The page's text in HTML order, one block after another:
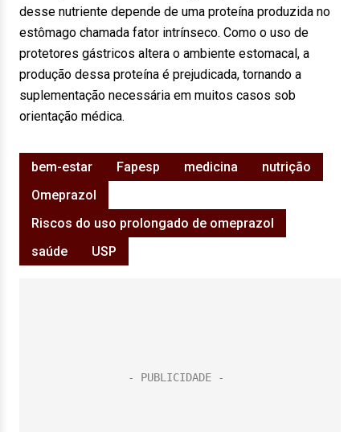
desse nutriente depende de uma proteína produzida no
estômago chamada fator intrínseco. Como o uso de
protetores gástricos altera o ambiente estomacal, a
produção dessa proteína é prejudicada, tornando a
suplementação necessária em muitos casos sob
orientação médica.
bem-estar Fapesp medicina
nutrição
Omeprazol
Riscos do uso prolongado de omeprazol
saúde
USP